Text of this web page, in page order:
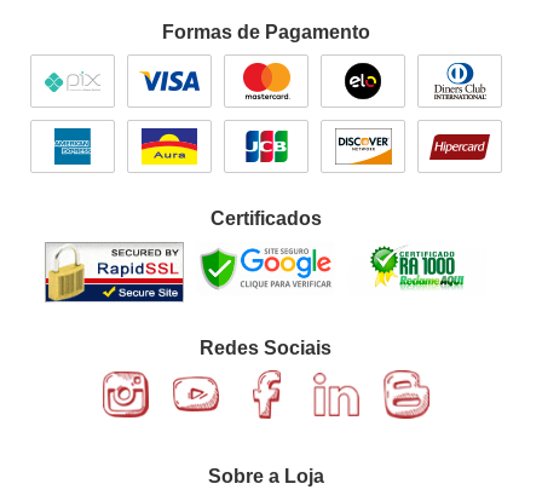
Formas de Pagamento
Certificados
Redes Sociais
Sobre a Loja